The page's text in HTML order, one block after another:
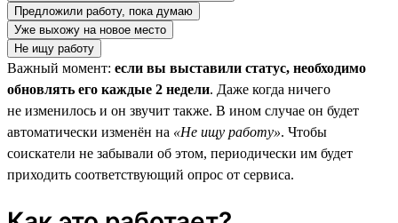
Предложили работу, пока думаю
Уже выхожу на новое место
Не ищу работу
Важный момент: если вы выставили статус, необходимо
обновлять его каждые 2 недели. Даже когда ничего
не изменилось и он звучит также. В ином случае он будет
автоматически изменён на «Не ищу работу». Чтобы
соискатели не забывали об этом, периодически им будет
приходить соответствующий опрос от сервиса.